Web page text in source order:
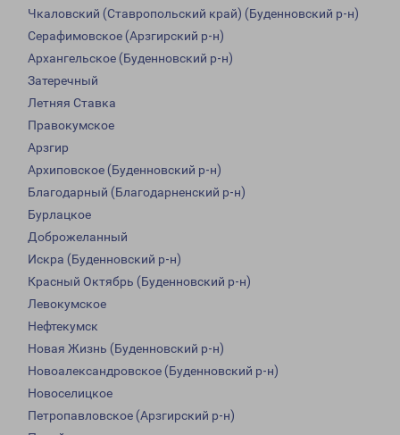
Чкаловский (Ставропольский край) (Буденновский р-н)
Серафимовское (Арзгирский р-н)
Архангельское (Буденновский р-н)
Затеречный
Летняя Ставка
Правокумское
Арзгир
Архиповское (Буденновский р-н)
Благодарный (Благодарненский р-н)
Бурлацкое
Доброжеланный
Искра (Буденновский р-н)
Красный Октябрь (Буденновский р-н)
Левокумское
Нефтекумск
Новая Жизнь (Буденновский р-н)
Новоалександровское (Буденновский р-н)
Новоселицкое
Петропавловское (Арзгирский р-н)